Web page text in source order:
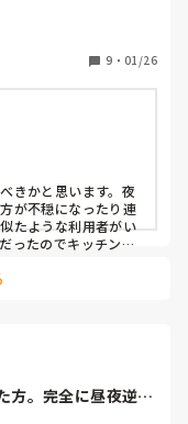
て、指示も以前よ
たり、床のシミを
な場面も増えてきま
だけで怒るようにも
や日中のロクな記録
勤はやっていないの
す。
たんだからとそのま
てそれでいいのでし
ような体制でもない
ことは、はたして
9 ・ 01/26
きかと思います。夜
が不穏になったり連
たような利用者がい
ったのでキッチンに
家族はいつ豹変する
方。完全に昼夜逆転